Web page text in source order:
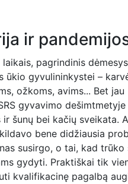
ir
laikais, pagrindinis
ūkio gyvulininkystei –
ožkoms, avims... Bet jau
gyvavimo
šunų bei kačių sveikata.
bene didžiausia
susirgo, o tai, kad trūko
gydyti. Praktiškai tik
kvalifikacinę pagalbą